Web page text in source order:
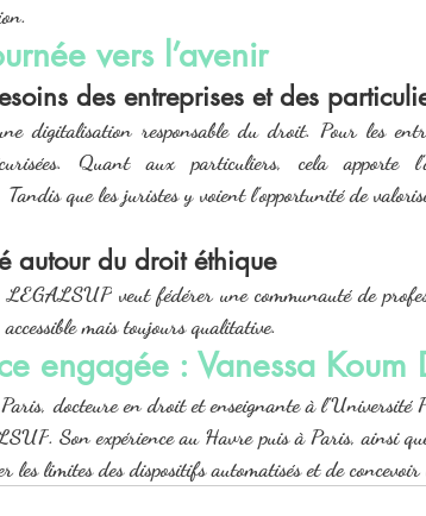
vers l’avenir
des entreprises et des
digitalisation responsable du droit. Pour les
Quant aux particuliers, cela apporte
Tandis que les juristes y voient l’opportunité de
autour du droit éthique
LEGALSUP veut fédérer une communauté de
mais toujours qualitative.
engagée : Vanessa Koum
docteure en droit et enseignante à l’Université
. Son expérience au Havre puis à Paris, ainsi
les limites des dispositifs automatisés et de